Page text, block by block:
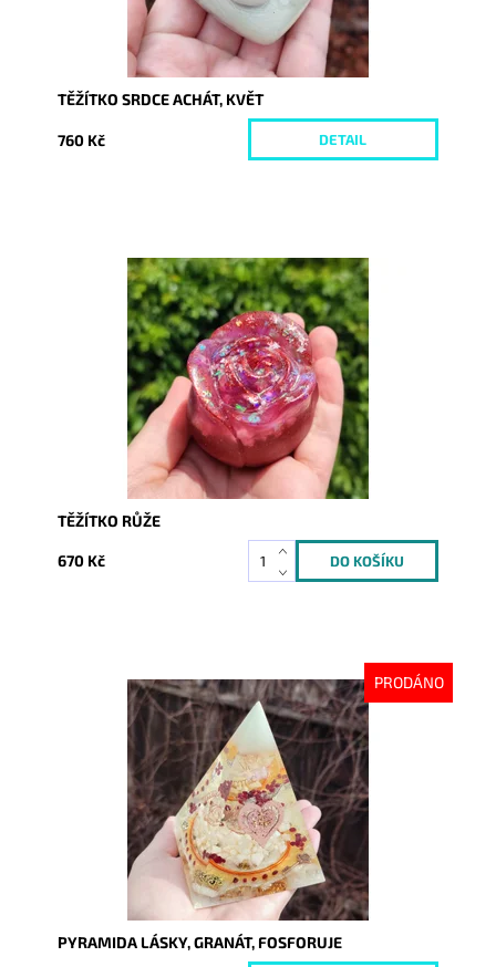
TĚŽÍTKO SRDCE ACHÁT, KVĚT
760 Kč DETAIL
Dostupnost:
Skladem
7169
TĚŽÍTKO RŮŽE
670 Kč
PRODÁNO
Dostupnost:
Vyprodáno
8368
PYRAMIDA LÁSKY, GRANÁT, FOSFORUJE